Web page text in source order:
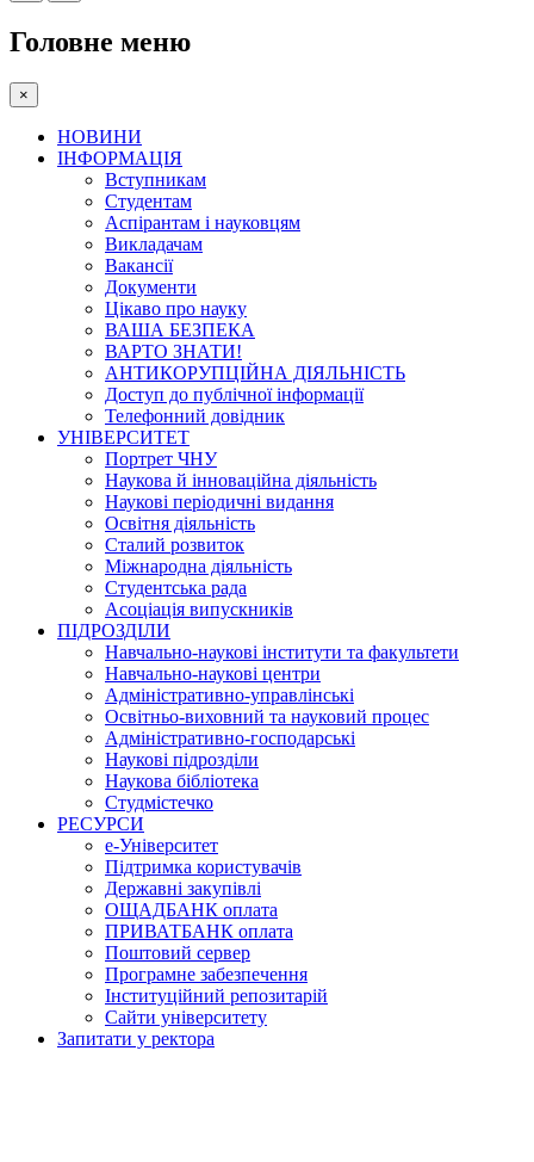
Головне меню
×
НОВИНИ
ІНФОРМАЦІЯ
Вступникам
Студентам
Аспірантам і науковцям
Викладачам
Вакансії
Документи
Цікаво про науку
ВАША БЕЗПЕКА
ВАРТО ЗНАТИ!
АНТИКОРУПЦІЙНА ДІЯЛЬНІСТЬ
Доступ до публічної інформації
Телефонний довідник
УНІВЕРСИТЕТ
Портрет ЧНУ
Наукова й інноваційна діяльність
Наукові періодичні видання
Освітня діяльність
Сталий розвиток
Міжнародна діяльність
Студентська рада
Асоціація випускників
ПІДРОЗДІЛИ
Навчально-наукові інститути та факультети
Навчально-наукові центри
Адміністративно-управлінські
Освітньо-виховний та науковий процес
Адміністративно-господарські
Наукові підрозділи
Наукова бібліотека
Студмістечко
РЕСУРСИ
е-Університет
Підтримка користувачів
Державні закупівлі
ОЩАДБАНК оплата
ПРИВАТБАНК оплата
Поштовий сервер
Програмне забезпечення
Інституційний репозитарій
Сайти університету
Запитати у ректора